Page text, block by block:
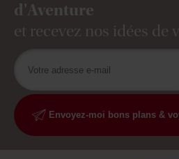
d'Aventure
et recevez nos idées de
Envoyez-moi bons plans &